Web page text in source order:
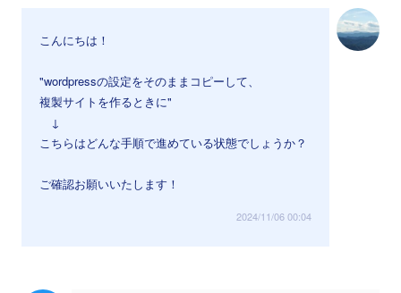
こんにちは！
"wordpressの設定をそのままコピーして、
複製サイトを作るときに"
↓
こちらはどんな手順で進めている状態でしょうか？
ご確認お願いいたします！
2024/11/06 00:04